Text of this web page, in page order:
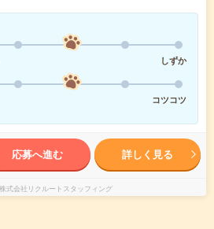
しずか
コツコツ
応募へ進む 詳しく見る
株式会社リクルートスタッフィング